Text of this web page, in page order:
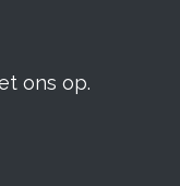
ons op.